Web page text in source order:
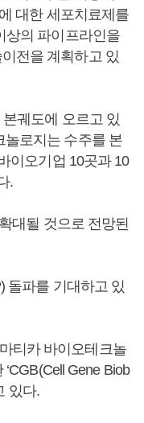
대한 세포치료제를
상의 파이프라인을
전을 계획하고 있
궤도에 오르고 있
놀로지는 수주를 본
이오기업 10곳과 10
.
대될 것으로 전망된
돌파를 기대하고 있
티카 바이오테크놀
Gene Biob
있다.